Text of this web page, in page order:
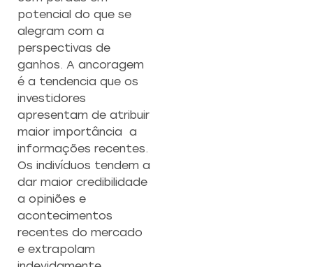
potencial do que se
alegram com a
perspectivas de
ganhos. A ancoragem
é a tendencia que os
investidores
apresentam de atribuir
maior importância a
informações recentes.
Os indivíduos tendem a
dar maior credibilidade
a opiniões e
acontecimentos
recentes do mercado
e extrapolam